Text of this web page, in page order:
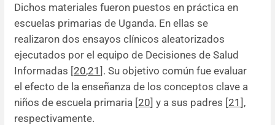
Dichos materiales fueron puestos en práctica en
escuelas primarias de Uganda. En ellas se
realizaron dos ensayos clínicos aleatorizados
ejecutados por el equipo de Decisiones de Salud
Informadas [20,21 ]. Su objetivo común fue evaluar
el efecto de la enseñanza de los conceptos clave a
niños de escuela primaria [20] y a sus padres [21 ],
respectivamente.